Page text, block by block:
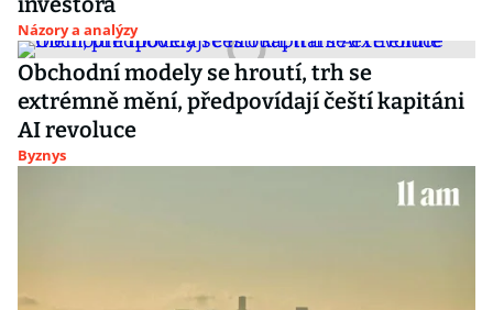
Názory a analýzy
Obchodní modely se hroutí, trh se
extrémně mění, předpovídají čeští kapitáni
AI revoluce
Byznys